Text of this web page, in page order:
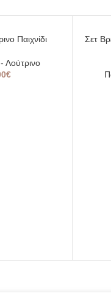
Παιχνίδι
Λούτρινο
€
Σετ